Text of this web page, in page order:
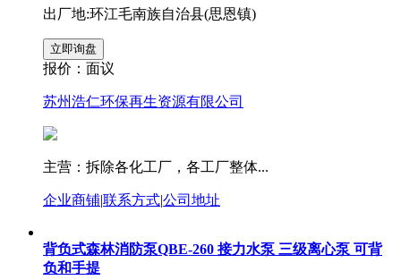
出厂地:环江毛南族自治县(思恩镇)
报价： 面议
苏州浩仁环保再生资源有限公司
主营：拆除各化工厂，各工厂整体...
企业商铺|联系方式|公司地址
背负式森林消防泵QBE-260 接力水泵 三级离心泵 可背
负和手提